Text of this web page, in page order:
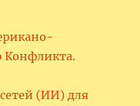
Конфликта.
(ИИ) для